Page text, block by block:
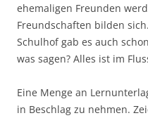
ehemaligen Freunden
Freundschaften bilden
Schulhof gab es auch
was sagen? Alles ist im
Eine Menge an
in Beschlag zu nehmen.